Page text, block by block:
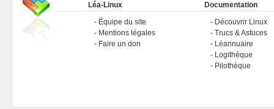
Léa-Linux
Équipe du site
Mentions légales
Faire un don
Documentation
Découvrir Linux
Trucs & Astuces
Léannuaire
Logithèque
Pilothèque